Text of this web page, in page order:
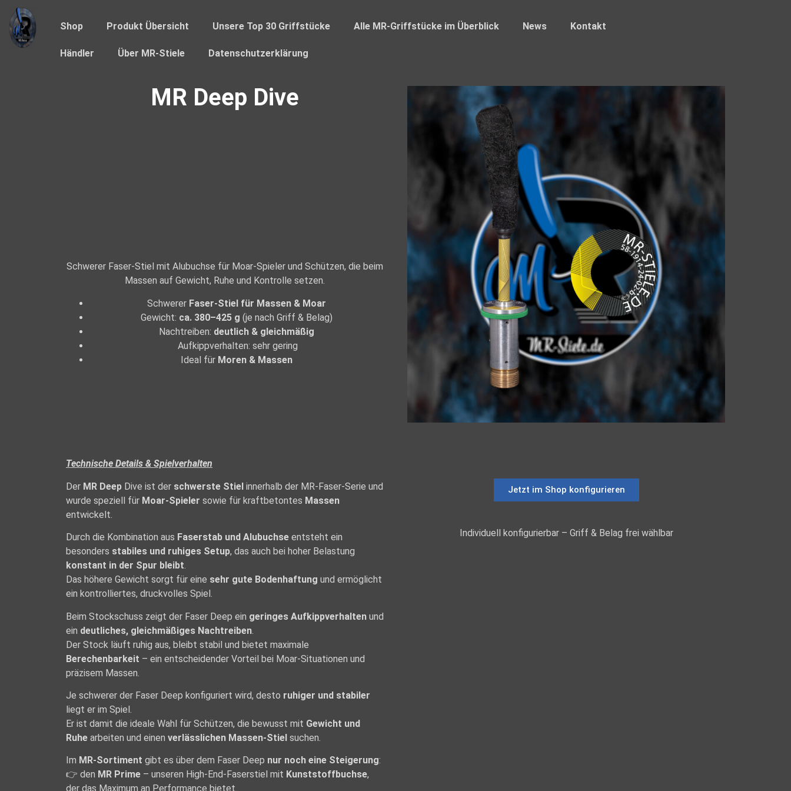
Shop Produkt Übersicht Unsere Top 30 Griffstücke Alle MR-Griffstücke im Überblick News Kontakt
Händler Über MR-Stiele Datenschutzerklärung
MR Deep Dive
Schwerer Faser-Stiel mit Alubuchse für Moar-Spieler und Schützen, die beim
Massen auf Gewicht, Ruhe und Kontrolle setzen.
Schwerer Faser-Stiel für Massen & Moar
Gewicht: ca. 380–425 g (je nach Griff & Belag)
Nachtreiben: deutlich & gleichmäßig
Aufkippverhalten: sehr gering
Ideal für Moren & Massen
Technische Details & Spielverhalten
Der MR Deep Dive ist der schwerste Stiel innerhalb der MR-Faser-Serie und
wurde speziell für Moar-Spieler sowie für kraftbetontes Massen
entwickelt.
Durch die Kombination aus Faserstab und Alubuchse entsteht ein
besonders stabiles und ruhiges Setup, das auch bei hoher Belastung
konstant in der Spur bleibt.
Das höhere Gewicht sorgt für eine sehr gute Bodenhaftung und ermöglicht
ein kontrolliertes, druckvolles Spiel.
Beim Stockschuss zeigt der Faser Deep ein geringes Aufkippverhalten und
ein deutliches, gleichmäßiges Nachtreiben
Der Stock läuft ruhig aus, bleibt stabil und bietet maximale
Berechenbarkeit – ein entscheidender Vorteil bei Moar-Situationen und
präzisem Massen.
Je schwerer der Faser Deep konfiguriert wird, desto ruhiger und stabiler
liegt er im Spiel.
Er ist damit die ideale Wahl für Schützen, die bewusst mit Gewicht und
Ruhe arbeiten und einen verlässlichen Massen-Stiel suchen.
Im MR-Sortiment gibt es über dem Faser Deep nur noch eine Steigerung:
👉 den MR Prime – unseren High-End-Faserstiel mit Kunststoffbuchse,
der das Maximum an Performance bietet.
Jetzt im Shop konfigurieren
Individuell konfigurierbar – Griff & Belag frei wählbar